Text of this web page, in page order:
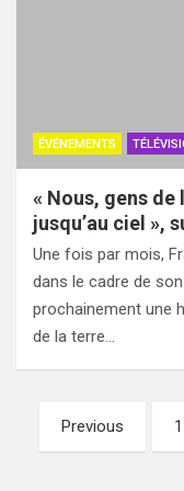
ÉVÉNEMENTS
« Nous, gens
jusqu’au ciel »,
Une fois par mois,
dans le cadre de
prochainement une
de la terre…
Pagination
des
Previous 1